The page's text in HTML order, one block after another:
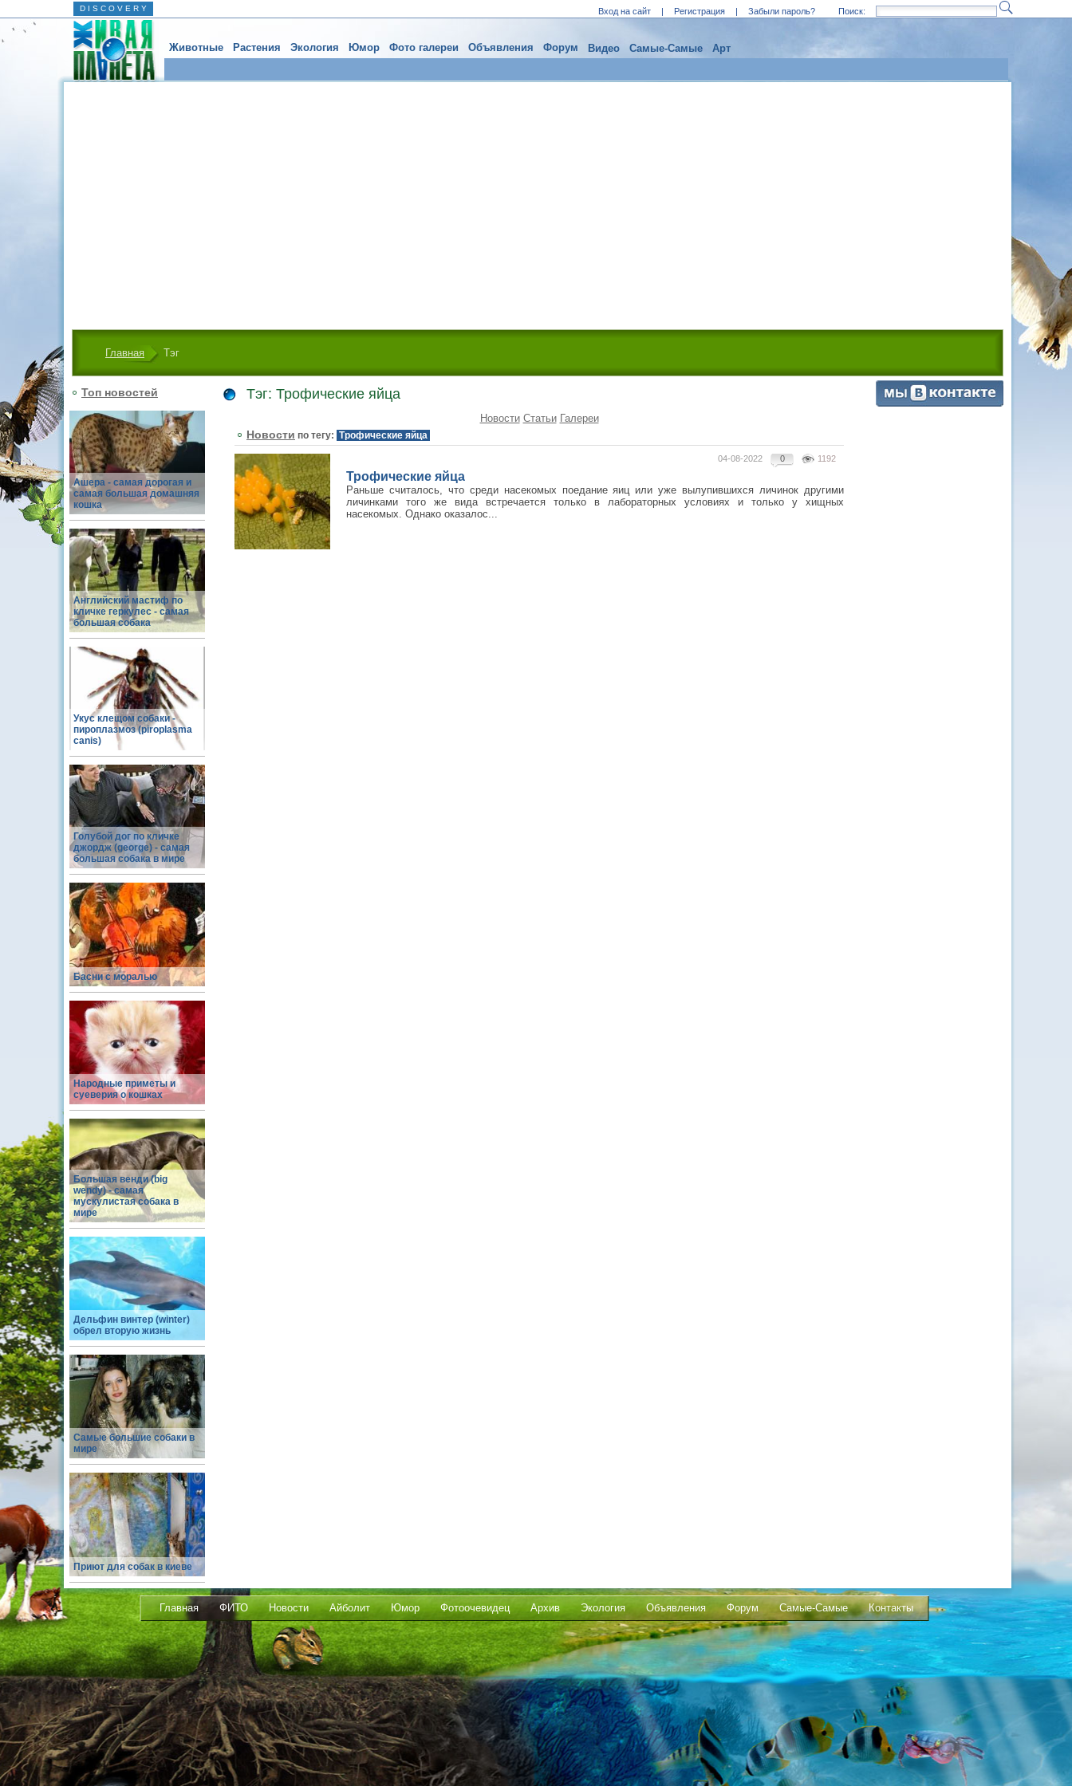
D I S C O V E R Y Вход на сайт | Регистрация | Забыли пароль? Поиск:
Животные Растения Экология Юмор Фото галереи Объявления Форум Видео Самые-Самые Арт
Главная Тэг
Топ новостей
Ашера - самая дорогая и
самая большая домашняя
кошка
Английский мастиф по
кличке геркулес - самая
большая собака
Укус клещом собаки -
пироплазмоз (piroplasma
canis)
Голубой дог по кличке
джордж (george) - самая
большая собака в мире
Басни с моралью
Народные приметы и
суеверия о кошках
Большая венди (big
wendy) - самая
мускулистая собака в
мире
Дельфин винтер (winter)
обрел вторую жизнь
Самые большие собаки в
мире
Приют для собак в киеве
Тэг: Трофические яйца
Новости Статьи Галереи
Новости по тегу: Трофические яйца
1192
0
04-08-2022
Трофические яйца
Раньше считалось, что среди насекомых поедание яиц или уже вылупившихся личинок другими
личинками того же вида встречается только в лабораторных условиях и только у хищных
насекомых. Однако оказалос...
Главная ФИТО Новости Айболит Юмор Фотоочевидец Архив Экология Объявления Форум Самые-Самые Контакты